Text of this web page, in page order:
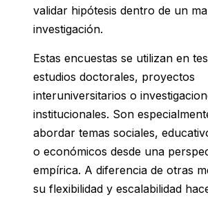
validar hipótesis dentro de un
investigación.
Estas encuestas se utilizan en
estudios doctorales, proyectos
interuniversitarios o
institucionales. Son
abordar temas sociales,
o económicos desde una
empírica. A diferencia de otras
su flexibilidad y escalabilidad